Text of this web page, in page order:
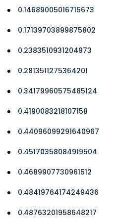
0.14689005016715673
0.17139703899875802
0.2383510931204973
0.2813511275364201
0.34179960575485124
0.4190083218107158
0.44096099291640967
0.45170358084919504
0.4689907730961512
0.48419764174249436
0.48763201958648217